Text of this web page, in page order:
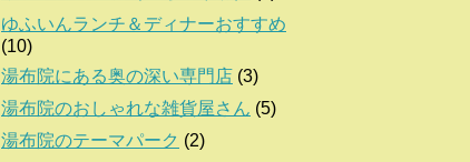
ゆふいんランチ＆ディナーおすすめ
(10)
湯布院にある奥の深い専門店 (3)
湯布院のおしゃれな雑貨屋さん (5)
湯布院のテーマパーク (2)